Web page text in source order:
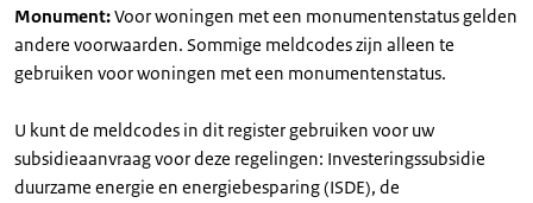
Monument:Voor woningen met een monumentenstatus gelden
andere voorwaarden. Sommige meldcodes zijn alleen te
gebruiken voor woningen met een monumentenstatus.
U kunt de meldcodes in dit register gebruiken voor uw
subsidieaanvraag voor deze regelingen: Investeringssubsidie
duurzame energie en energiebesparing (ISDE), de